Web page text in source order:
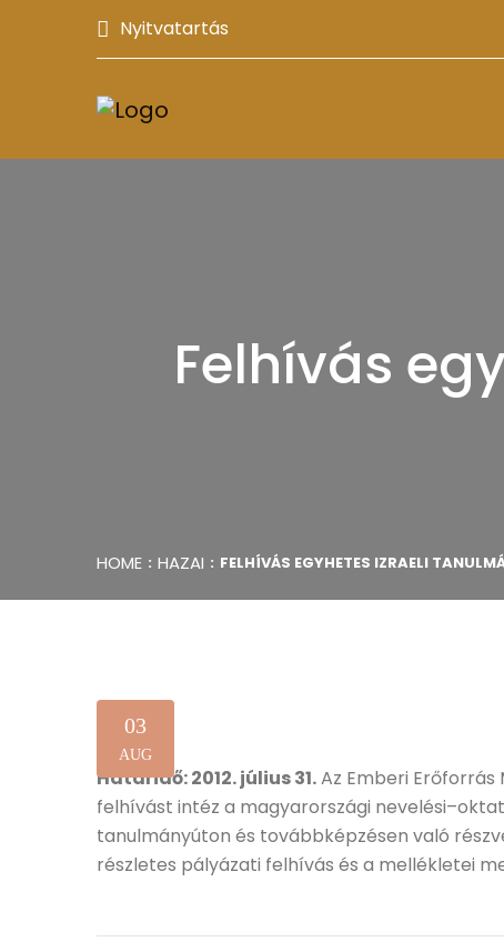
Nyitvatartás
Felhívás
HOME HAZAI FELHÍVÁS EGYHETES IZRAELI
03
AUG
Határidő: 2012. július 31.Az Emberi
felhívást intéz a magyarországi
tanulmányúton és továbbképzésen való
részletes pályázati felhívás és a mellékletei